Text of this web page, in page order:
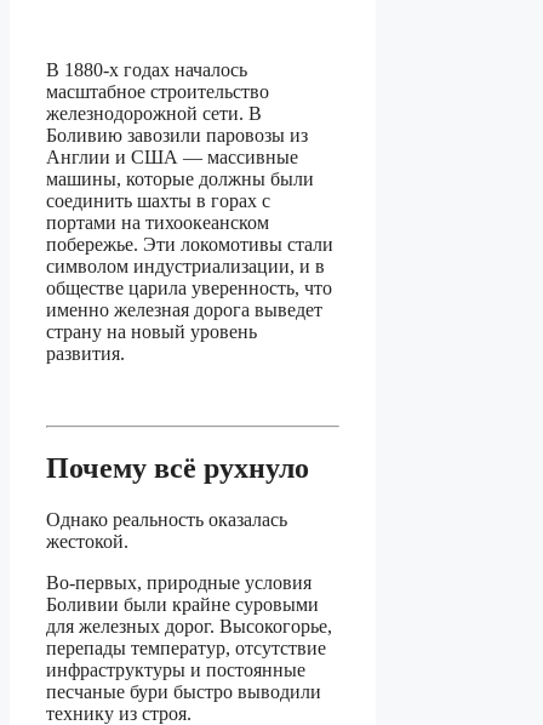
В 1880-х годах началось
масштабное строительство
железнодорожной сети. В
Боливию завозили паровозы из
Англии и США — массивные
машины, которые должны были
соединить шахты в горах с
портами на тихоокеанском
побережье. Эти локомотивы стали
символом индустриализации, и в
обществе царила уверенность, что
именно железная дорога выведет
страну на новый уровень
развития.
Почему всё рухнуло
Однако реальность оказалась
жестокой.
Во-первых, природные условия
Боливии были крайне суровыми
для железных дорог. Высокогорье,
перепады температур, отсутствие
инфраструктуры и постоянные
песчаные бури быстро выводили
технику из строя.